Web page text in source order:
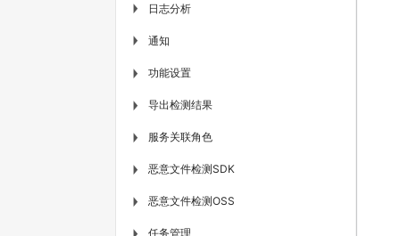
▶ 日志分析
▶ 通知
▶ 功能设置
▶ 导出检测结果
▶ 服务关联角色
▶ 恶意文件检测SDK
▶ 恶意文件检测OSS
任务管理